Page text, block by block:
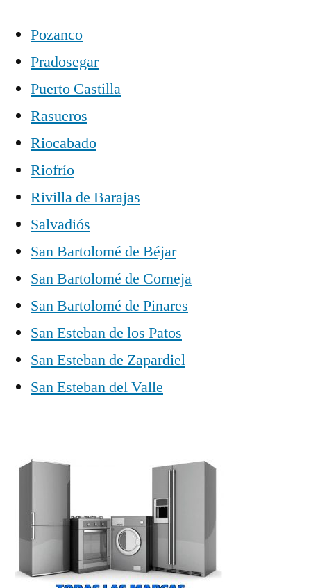
Pozanco
Pradosegar
Puerto Castilla
Rasueros
Riocabado
Riofrío
Rivilla de Barajas
Salvadiós
San Bartolomé de Béjar
San Bartolomé de Corneja
San Bartolomé de Pinares
San Esteban de los Patos
San Esteban de Zapardiel
San Esteban del Valle